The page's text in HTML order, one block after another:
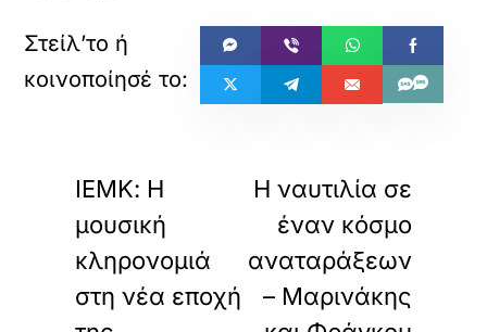
ΙΕΜΚ: Η
μουσική
κληρονομιά
στη νέα εποχή
Η ναυτιλία σε
έναν κόσμο
αναταράξεων
– Μαρινάκης